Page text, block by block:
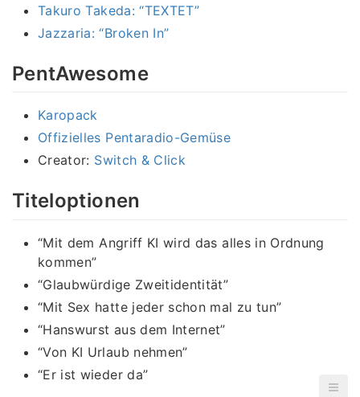
Takuro Takeda: “TEXTET”
Jazzaria: “Broken In”
PentAwesome
Karopack
Offizielles Pentaradio-Gemüse
Creator: Switch & Click
Titeloptionen
“Mit dem Angriff KI wird das alles in Ordnung
kommen”
“Glaubwürdige Zweitidentität”
“Mit Sex hatte jeder schon mal zu tun”
“Hanswurst aus dem Internet”
“Von KI Urlaub nehmen”
“Er ist wieder da”